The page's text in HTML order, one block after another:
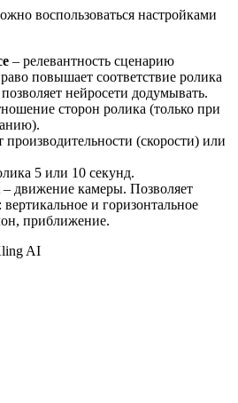
воспользоваться настройками
– релевантность сценарию
повышает соответствие ролика
нейросети додумывать.
сторон ролика (только при
производительности (скорости) или
5 или 10 секунд.
– движение камеры. Позволяет
и горизонтальное
приближение.